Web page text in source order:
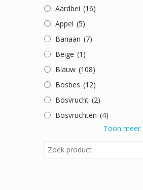
Aardbei (16)
Appel (5)
Banaan (7)
Beige (1)
Blauw (108)
Bosbes (12)
Bosvrucht (2)
Bosvruchten (4)
Toon meer